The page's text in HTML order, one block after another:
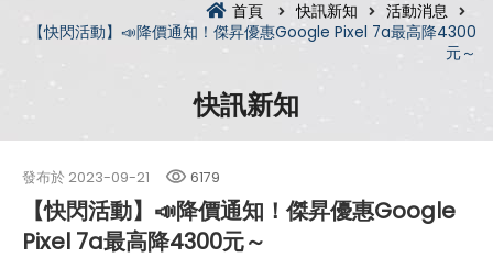
首頁 快訊新知
活動消息
【快閃活動】📣降價通知！傑昇優惠Google Pixel 7a最高降4300
元～
快訊新知
發布於 2023-09-21 6179
【快閃活動】📣降價通知！傑昇優惠Google
Pixel 7a最高降4300元～